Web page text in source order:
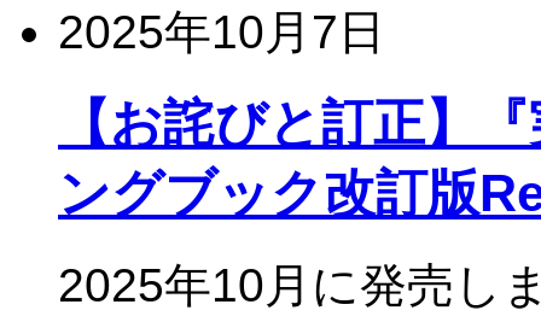
2025年10月7日
【お詫びと訂正】
ングブック改訂版
2025年10月に発売し